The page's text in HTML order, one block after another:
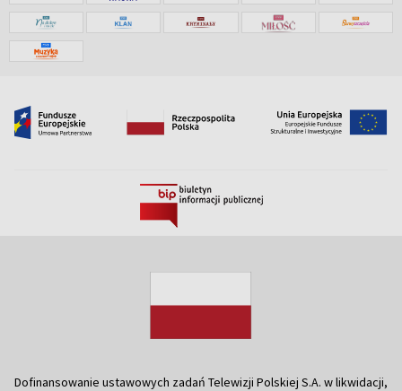
Dofinansowanie ustawowych zadań Telewizji Polskiej S.A. w likwidacji,